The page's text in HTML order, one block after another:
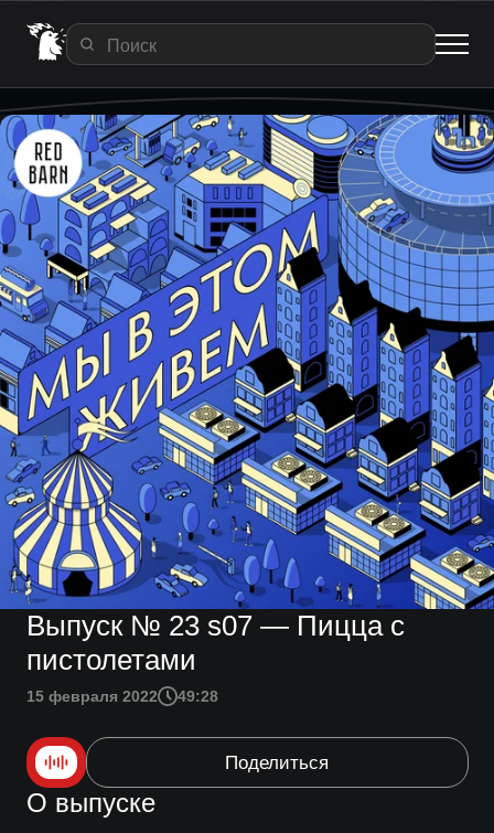
Выпуск № 23 s07 — Пицца с
пистолетами
15 февраля 2022 49:28
Поделиться
О выпуске